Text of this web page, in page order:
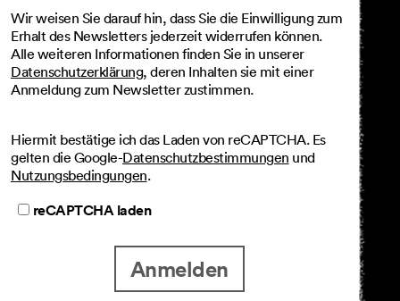
Wir weisen Sie darauf hin, dass Sie die Einwilligung zum
Erhalt des Newsletters jederzeit widerrufen können.
Alle weiteren Informationen finden Sie in unserer
Datenschutzerklärung, deren Inhalten sie mit einer
Anmeldung zum Newsletter zustimmen.
Hiermit bestätige ich das Laden von reCAPTCHA. Es
gelten die Google-Datenschutzbestimmungen und
Nutzungsbedingungen.
reCAPTCHA laden
Anmelden